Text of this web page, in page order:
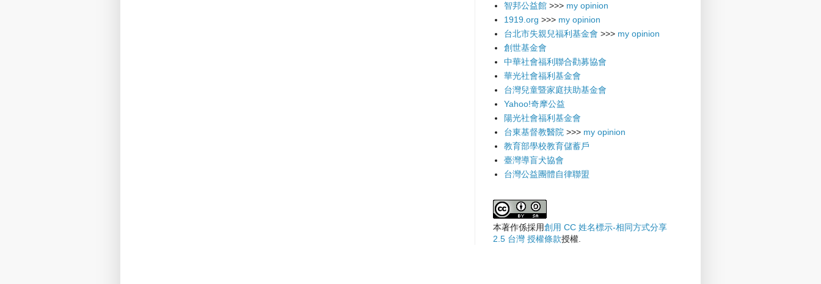
智邦公益館>>> my opinion
1919.org >>> my opinion
台北市失親兒福利基金會 >>> my opinion
創世基金會
中華社會福利聯合勸募協會
華光社會福利基金會
台灣兒童暨家庭扶助基金會
Yahoo!奇摩公益
陽光社會福利基金會
台東基督教醫院>>> my opinion
教育部學校教育儲蓄戶
臺灣導盲犬協會
台灣公益團體自律聯盟
本著作係採用創用 CC 姓名標示-相同方式分享
2.5 台灣 授權條款授權.